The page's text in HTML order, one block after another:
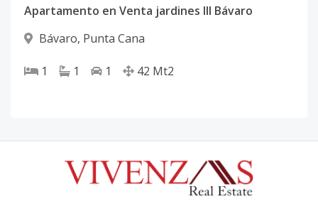
Apartamento en Venta jardines III Bávaro
Bávaro, Punta Cana
1 1 1 42 Mt2